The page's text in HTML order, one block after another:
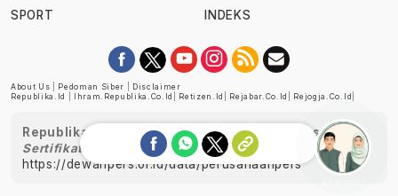
SPORT
INDEKS
About Us Pedoman Siber
Disclaimer
Republika.id
Ihram.republika.co.id Retizen.id Rejabar.co.id Rejogja.co.id
Republika telah diverifikasi oleh Dewan Pers
Sertifikat Nomor 1058/DP-Verifikasi/K/XII/2022
https://dewanpers.or.id/data/perusahaanpers